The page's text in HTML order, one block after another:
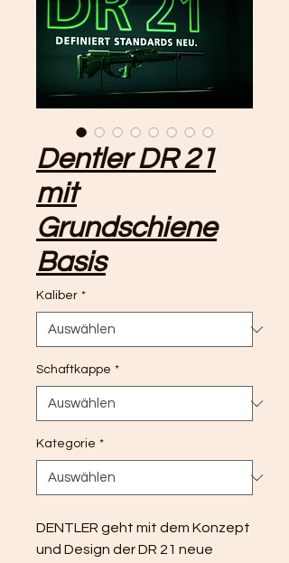
Dentler DR 21
mit
Grundschiene
Basis
Kaliber *
Schaftkappe *
Kategorie *
DENTLER geht mit dem Konzept
und Design der DR 21 neue